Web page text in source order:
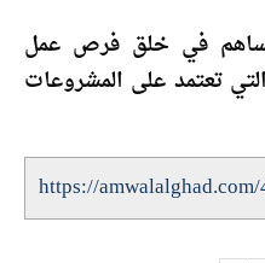
في خلق فرص عمل
تعتمد على المشروعات
https://